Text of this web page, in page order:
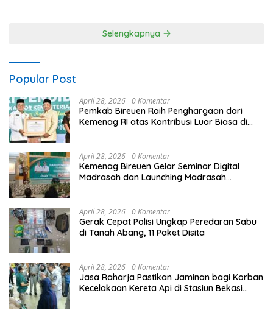
Selengkapnya
Popular Post
April 28, 2026 0 Komentar
Pemkab Bireuen Raih Penghargaan dari
Kemenag RI atas Kontribusi Luar Biasa di
April 28, 2026 0 Komentar
Kemenag Bireuen Gelar Seminar Digital
Madrasah dan Launching Madrasah
April 28, 2026 0 Komentar
Gerak Cepat Polisi Ungkap Peredaran Sabu
di Tanah Abang, 11 Paket Disita
April 28, 2026 0 Komentar
Jasa Raharja Pastikan Jaminan bagi Korban
Kecelakaan Kereta Api di Stasiun Bekasi